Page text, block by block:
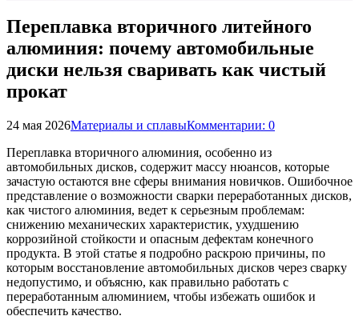
Переплавка вторичного литейного
алюминия: почему автомобильные
диски нельзя сваривать как чистый
прокат
24 мая 2026Материалы и сплавыКомментарии: 0
Переплавка вторичного алюминия, особенно из
автомобильных дисков, содержит массу нюансов, которые
зачастую остаются вне сферы внимания новичков. Ошибочное
представление о возможности сварки переработанных дисков,
как чистого алюминия, ведет к серьезным проблемам:
снижению механических характеристик, ухудшению
коррозийной стойкости и опасным дефектам конечного
продукта. В этой статье я подробно раскрою причины, по
которым восстановление автомобильных дисков через сварку
недопустимо, и объясню, как правильно работать с
переработанным алюминием, чтобы избежать ошибок и
обеспечить качество.